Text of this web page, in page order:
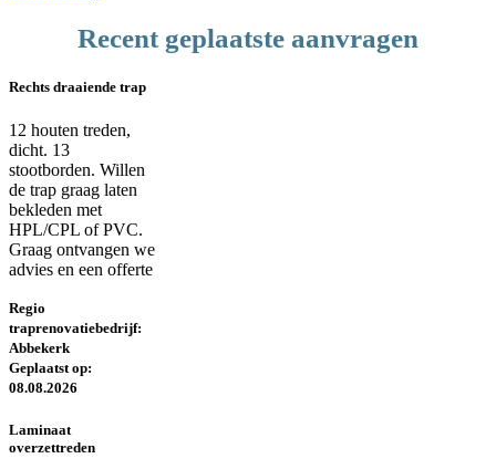
Recent geplaatste aanvragen
Rechts draaiende trap
12 houten treden,
dicht. 13
stootborden. Willen
de trap graag laten
bekleden met
HPL/CPL of PVC.
Graag ontvangen we
advies en een offerte
Regio
traprenovatiebedrijf:
Abbekerk
Geplaatst op:
08.08.2026
Laminaat
overzettreden